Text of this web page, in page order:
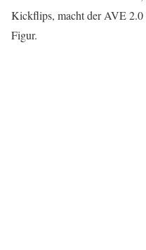
Kickflips, macht der AVE 2.0
Figur.